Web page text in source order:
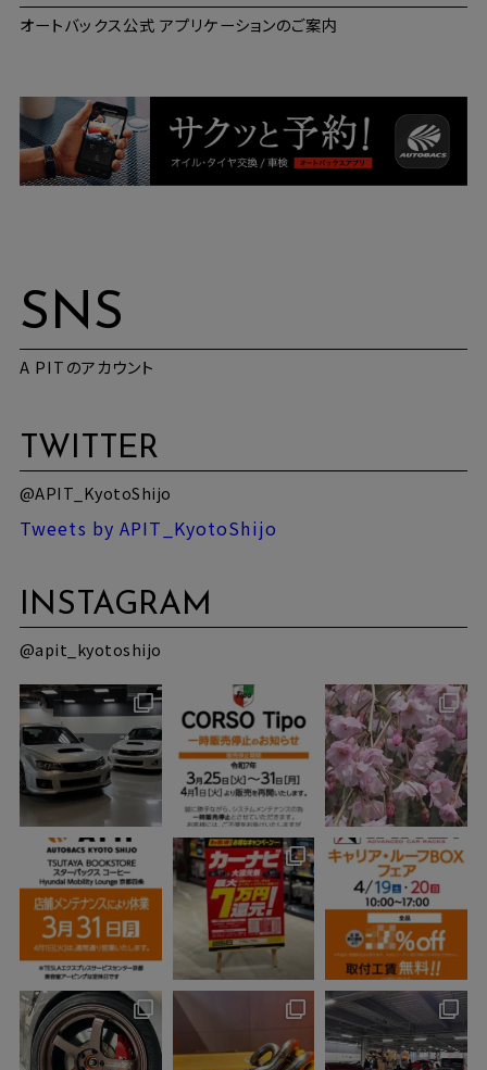
オートバックス公式 アプリケーションのご案内
SNS
A PITのアカウント
TWITTER
@APIT_KyotoShijo
Tweets by APIT_KyotoShijo
INSTAGRAM
@apit_kyotoshijo